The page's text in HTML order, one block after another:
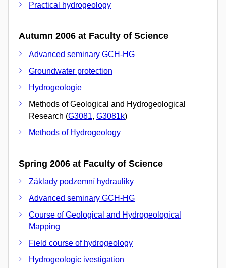
Practical hydrogeology
Autumn 2006 at Faculty of Science
Advanced seminary GCH-HG
Groundwater protection
Hydrogeologie
Methods of Geological and Hydrogeological
Research (G3081, G3081k)
Methods of Hydrogeology
Spring 2006 at Faculty of Science
Základy podzemní hydrauliky
Advanced seminary GCH-HG
Course of Geological and Hydrogeological
Mapping
Field course of hydrogeology
Hydrogeologic ivestigation